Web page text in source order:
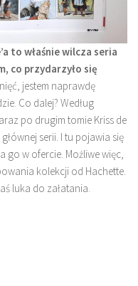
to właśnie wilcza seria
co przydarzyło się
jestem naprawdę
Co dalej? Według
po drugim tomie Kriss de
serii. I tu pojawia się
go w ofercie. Możliwe więc,
kolekcji od Hachette.
luka do załatania.